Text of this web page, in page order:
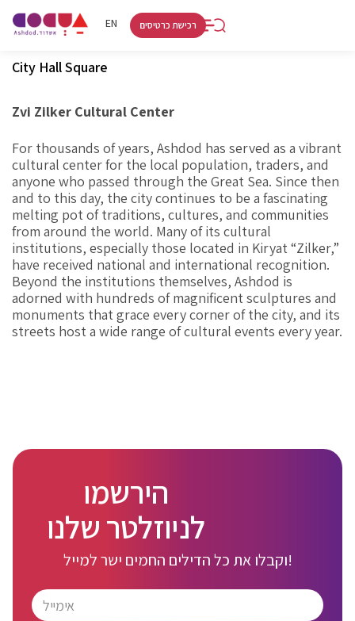
EN
HE
רכישת כרטיסים
City Hall Square
Zvi Zilker Cultural Center
For thousands of years, Ashdod has served as a vibrant
cultural center for the local population, traders, and
anyone who passed through the Great Sea. Since then
and to this day, the city continues to be a fascinating
melting pot of traditions, cultures, and communities
from around the world. Many of its cultural
institutions, especially those located in Kiryat “Zilker,”
have received national and international recognition.
Beyond the institutions themselves, Ashdod is
adorned with hundreds of magnificent sculptures and
monuments that grace every corner of the city, and its
streets host a wide range of cultural events every year.
הירשמו
לניוזלטר שלנו
וקבלו את כל הדילים החמים ישר למייל!